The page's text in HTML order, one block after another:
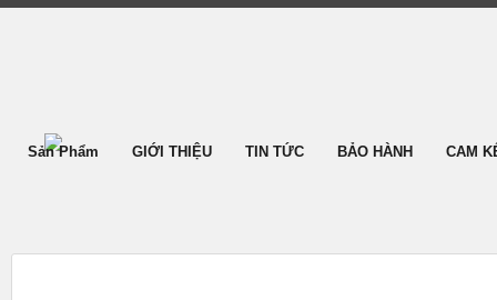
Sản Phẩm GIỚI THIỆU TIN TỨC BẢO HÀNH CAM